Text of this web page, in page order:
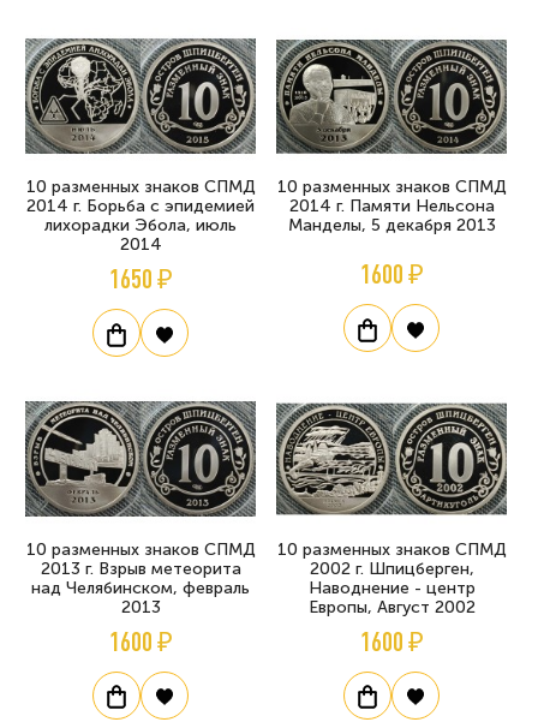
10 разменных знаков СПМД
2014 г. Борьба с эпидемией
лихорадки Эбола, июль
2014
1650 ₽
10 разменных знаков СПМД
2014 г. Памяти Нельсона
Манделы, 5 декабря 2013
1600 ₽
10 разменных знаков СПМД
2013 г. Взрыв метеорита
над Челябинском, февраль
2013
1600 ₽
10 разменных знаков СПМД
2002 г. Шпицберген,
Наводнение - центр
Европы, Август 2002
1600 ₽